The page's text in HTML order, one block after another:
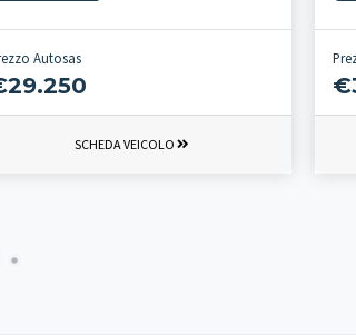
Autosas
SCHEDA VEICOLO